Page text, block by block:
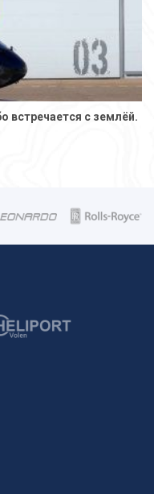
встречается с землёй.